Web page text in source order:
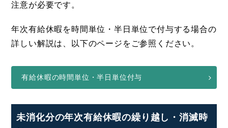
注意が必要です。
年次有給休暇を時間単位・半日単位で付与する場合の
詳しい解説は、以下のページをご参照ください。
有給休暇の時間単位・半日単位付与
未消化分の年次有給休暇の繰り越し・消滅時